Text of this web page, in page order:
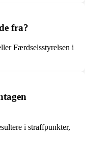
fra?
Færdselsstyrelsen i
i straffpunkter,